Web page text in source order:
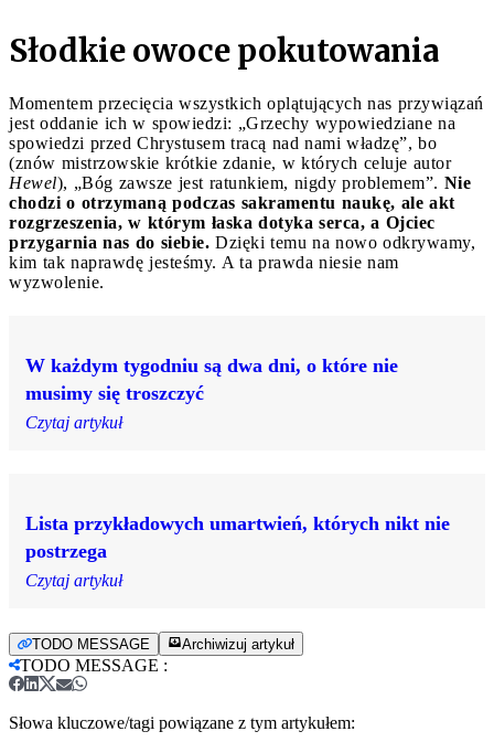
Słodkie owoce pokutowania
Momentem przecięcia wszystkich oplątujących nas przywiązań
jest oddanie ich w spowiedzi: „Grzechy wypowiedziane na
spowiedzi przed Chrystusem tracą nad nami władzę”, bo
(znów mistrzowskie krótkie zdanie, w których celuje autor
Hewel), „Bóg zawsze jest ratunkiem, nigdy problemem”. Nie
chodzi o otrzymaną podczas sakramentu naukę, ale akt
rozgrzeszenia, w którym łaska dotyka serca, a Ojciec
przygarnia nas do siebie. Dzięki temu na nowo odkrywamy,
kim tak naprawdę jesteśmy. A ta prawda niesie nam
wyzwolenie.
W każdym tygodniu są dwa dni, o które nie
musimy się troszczyć
Czytaj artykuł
Lista przykładowych umartwień, których nikt nie
postrzega
Czytaj artykuł
TODO MESSAGE Archiwizuj artykuł
TODO MESSAGE :
Słowa kluczowe/tagi powiązane z tym artykułem: